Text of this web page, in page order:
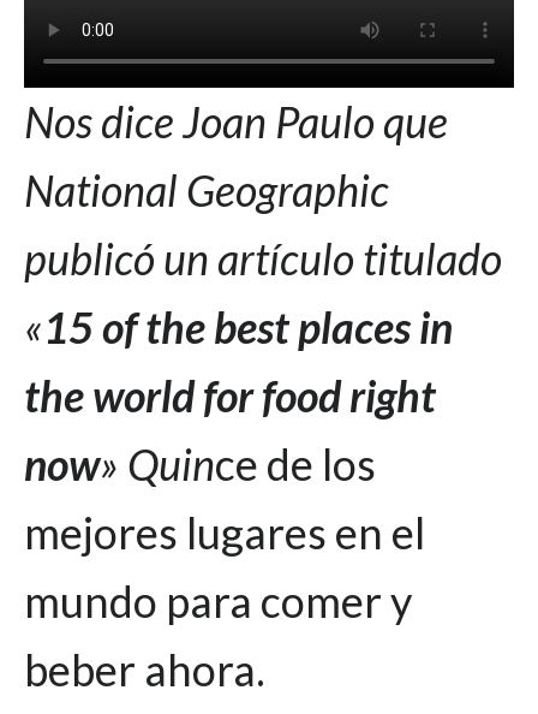
Nos dice Joan Paulo que
National Geographic
publicó un artículo titulado
«15 of the best places in
the world for food right
now» Quince de los
mejores lugares en el
mundo para comer y
beber ahora.